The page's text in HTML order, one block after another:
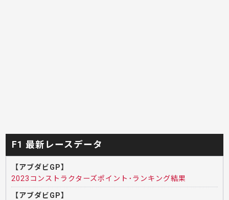
F1 最新レースデータ
【アブダビGP】
2023コンストラクターズポイント･ランキング結果
【アブダビGP】